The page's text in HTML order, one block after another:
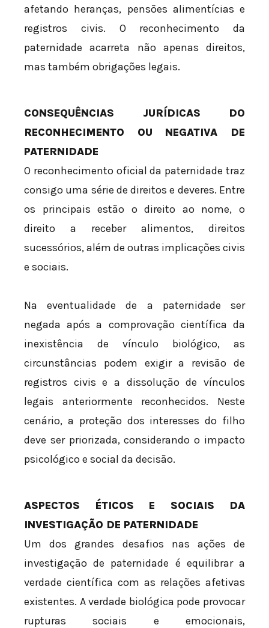
afetando heranças, pensões alimentícias e
registros civis. O reconhecimento da
paternidade acarreta não apenas direitos,
mas também obrigações legais.
CONSEQUÊNCIAS JURÍDICAS DO
RECONHECIMENTO OU NEGATIVA DE
PATERNIDADE
O reconhecimento oficial da paternidade traz
consigo uma série de direitos e deveres. Entre
os principais estão o direito ao nome, o
direito a receber alimentos, direitos
sucessórios, além de outras implicações civis
e sociais.
Na eventualidade de a paternidade ser
negada após a comprovação científica da
inexistência de vínculo biológico, as
circunstâncias podem exigir a revisão de
registros civis e a dissolução de vínculos
legais anteriormente reconhecidos. Neste
cenário, a proteção dos interesses do filho
deve ser priorizada, considerando o impacto
psicológico e social da decisão.
ASPECTOS ÉTICOS E SOCIAIS DA
INVESTIGAÇÃO DE PATERNIDADE
Um dos grandes desafios nas ações de
investigação de paternidade é equilibrar a
verdade científica com as relações afetivas
existentes. A verdade biológica pode provocar
rupturas sociais e emocionais,